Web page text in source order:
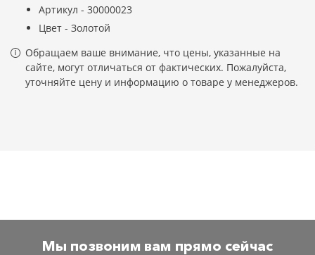
Артикул - 30000023
Цвет - Золотой
Обращаем ваше внимание, что цены, указанные на
сайте, могут отличаться от фактических. Пожалуйста,
уточняйте цену и информацию о товаре у менеджеров.
Мы позвоним вам прямо сейчас